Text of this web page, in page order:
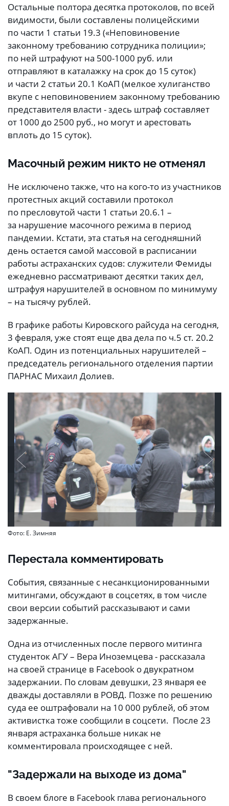
Остальные полтора десятка протоколов, по всей
видимости, были составлены полицейскими
по части 1 статьи 19.3 («Неповиновение
законному требованию сотрудника полиции»;
по ней штрафуют на 500-1000 руб. или
отправляют в каталажку на срок до 15 суток)
и части 2 статьи 20.1 КоАП (мелкое хулиганство
вкупе с неповиновением законному требованию
представителя власти - здесь штраф составляет
от 1000 до 2500 руб., но могут и арестовать
вплоть до 15 суток).
Масочный режим никто не отменял
Не исключено также, что на кого-то из участников
протестных акций составили протокол
по пресловутой части 1 статьи 20.6.1 –
за нарушение масочного режима в период
пандемии. Кстати, эта статья на сегодняшний
день остается самой массовой в расписании
работы астраханских судов: служители Фемиды
ежедневно рассматривают десятки таких дел,
штрафуя нарушителей в основном по минимуму
– на тысячу рублей.
В графике работы Кировского райсуда на сегодня,
3 февраля, уже стоят еще два дела по ч.5 ст. 20.2
КоАП. Один из потенциальных нарушителей –
председатель регионального отделения партии
ПАРНАС Михаил Долиев.
Фото: Е. Зимняя
Перестала комментировать
События, связанные с несанкционированными
митингами, обсуждают в соцсетях, в том числе
свои версии событий рассказывают и сами
задержанные.
Одна из отчисленных после первого митинга
студенток АГУ – Вера Иноземцева - рассказала
на своей странице в Facebook о двукратном
задержании. По словам девушки, 23 января ее
дважды доставляли в РОВД. Позже по решению
суда ее оштрафовали на 10 000 рублей, об этом
активистка тоже сообщили в соцсети. После 23
января астраханка больше никак не
комментировала происходящее с ней.
"Задержали на выходе из дома"
В своем блоге в Facebook глава регионального